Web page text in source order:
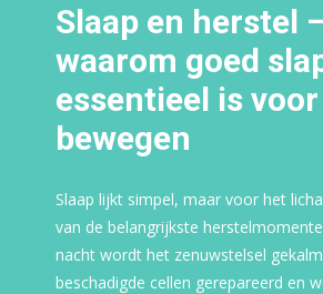
Slaap en herstel
waarom goed
essentieel is
bewegen
Slaap lijkt simpel, maar voor het
van de belangrijkste
nacht wordt het zenuwstelsel
beschadigde cellen gerepareerd en